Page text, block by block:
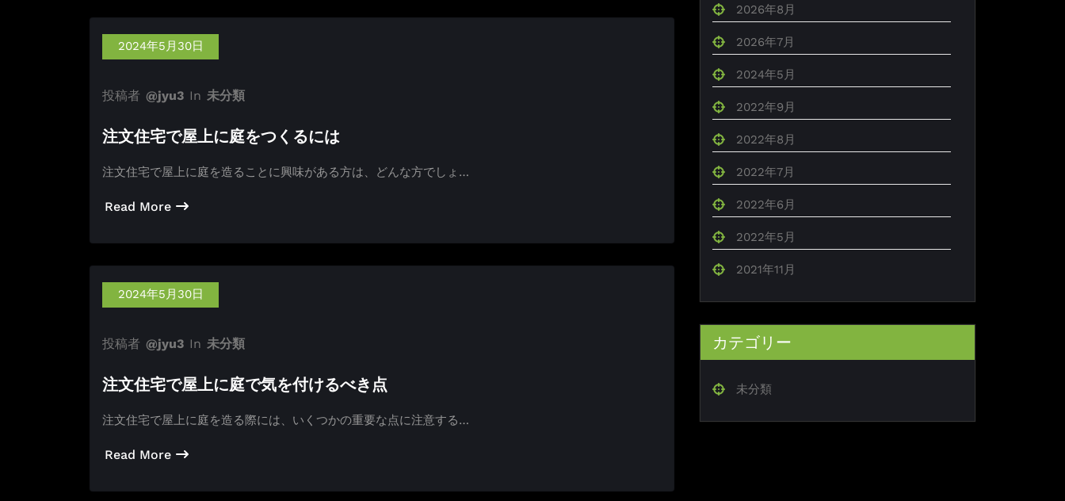
2024年5月30日
投稿者 @jyu3 In 未分類
注文住宅で屋上に庭をつくるには
注文住宅で屋上に庭を造ることに興味がある方は、どんな方でしょ…
Read More
2024年5月30日
投稿者 @jyu3 In 未分類
注文住宅で屋上に庭で気を付けるべき点
注文住宅で屋上に庭を造る際には、いくつかの重要な点に注意する…
Read More
2026年8月
2026年7月
2024年5月
2022年9月
2022年8月
2022年7月
2022年6月
2022年5月
2021年11月
カテゴリー
未分類